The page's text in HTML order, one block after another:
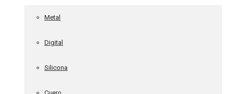
Metal
Digital
Silicona